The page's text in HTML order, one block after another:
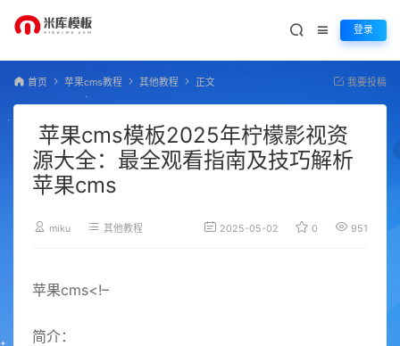
登录
首页 苹果cms教程 其他教程 正文 我要投稿
苹果cms模板2025年柠檬影视资
源大全：最全观看指南及技巧解析
苹果cms
miku 其他教程 2025-05-02 0 951
苹果cms<!–
简介：